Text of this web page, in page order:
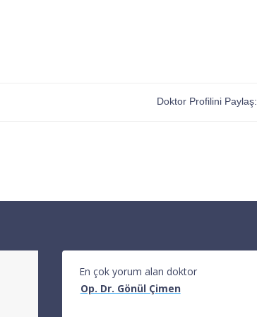
Doktor Profilini Paylaş:
En çok yorum alan doktor
Op. Dr. Gönül Çimen